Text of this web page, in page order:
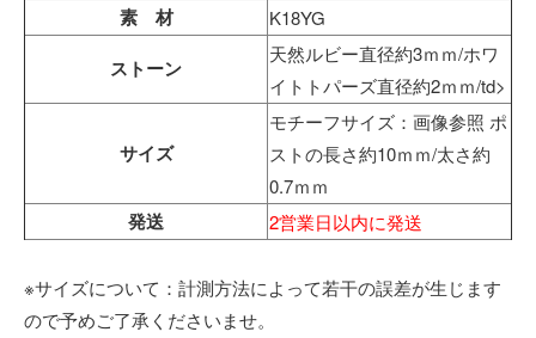
素 材 K18YG
ストーン
天然ルビー直径約3ｍｍ/ホワ
イトトパーズ直径約2ｍｍ/td>
サイズ
モチーフサイズ：画像参照 ポ
ストの長さ約10ｍｍ/太さ約
0.7ｍｍ
発送 2営業日以内に発送
※サイズについて：計測方法によって若干の誤差が生じます
ので予めご了承くださいませ。